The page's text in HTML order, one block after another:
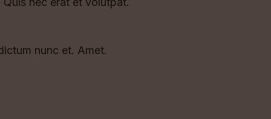
nunc et. Amet.